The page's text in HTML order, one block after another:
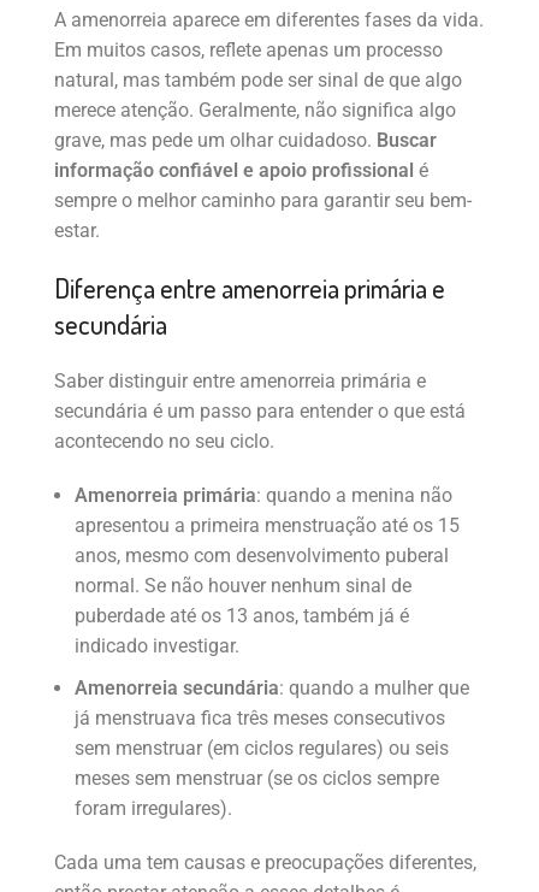
A amenorreia aparece em diferentes fases da vida.
Em muitos casos, reflete apenas um processo
natural, mas também pode ser sinal de que algo
merece atenção. Geralmente, não significa algo
grave, mas pede um olhar cuidadoso. Buscar
informação confiável e apoio profissional é
sempre o melhor caminho para garantir seu bem-
estar.
Diferença entre amenorreia primária e
secundária
Saber distinguir entre amenorreia primária e
secundária é um passo para entender o que está
acontecendo no seu ciclo.
Amenorreia primária: quando a menina não
apresentou a primeira menstruação até os 15
anos, mesmo com desenvolvimento puberal
normal. Se não houver nenhum sinal de
puberdade até os 13 anos, também já é
indicado investigar.
Amenorreia secundária: quando a mulher que
já menstruava fica três meses consecutivos
sem menstruar (em ciclos regulares) ou seis
meses sem menstruar (se os ciclos sempre
foram irregulares).
Cada uma tem causas e preocupações diferentes,